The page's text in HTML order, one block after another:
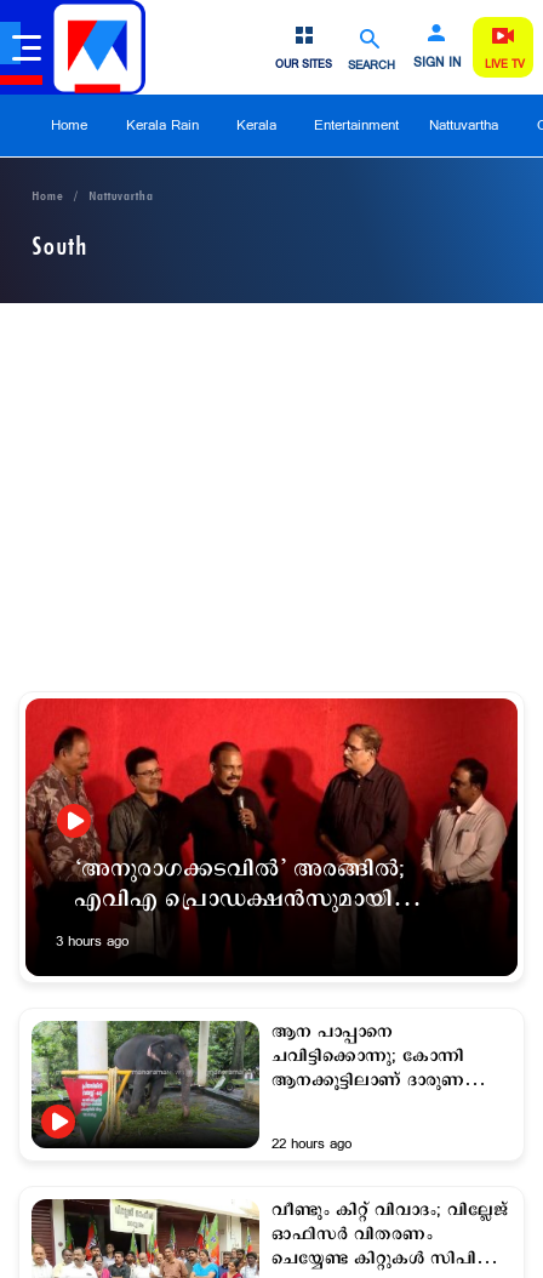
SEARCH SIGN IN
OUR SITES LIVE TV
Home Kerala Rain Kerala Entertainment Nattuvartha
Home Nattuvartha
South
‘അനുരാഗക്കടവില്‍’ അരങ്ങില്‍;
എവിഎ പ്രൊഡക്ഷന്‍സുമായി
ചേര്‍ന്ന് ടീ ആര്‍ട്സ് ഒരുക്കിയ നാടകം
3 hours ago
ആന പാപ്പാനെ
ചവിട്ടിക്കൊന്നു; കോന്നി
ആനക്കൂട്ടിലാണ് ദാരുണ
22 hours ago
വീണ്ടും കിറ്റ് വിവാദം; വില്ലേജ്
ഓഫിസർ വിതരണം
ചെയ്യേണ്ട കിറ്റുകൾ സിപിഎം